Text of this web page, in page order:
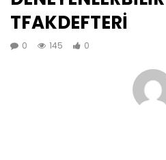
TFAKDEFTERİ
0 145 0